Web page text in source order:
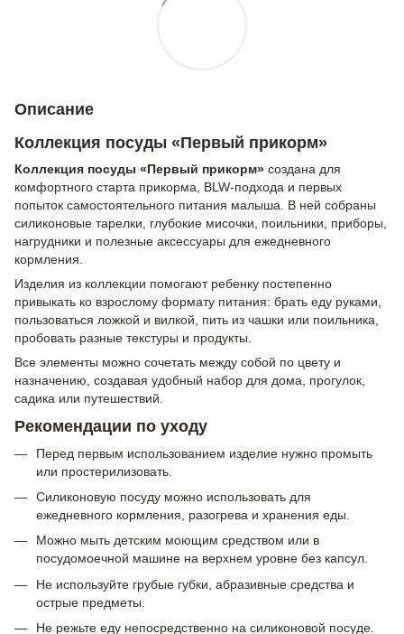
Описание
Коллекция посуды «Первый прикорм»
Коллекция посуды «Первый прикорм» создана для
комфортного старта прикорма, BLW-подхода и первых
попыток самостоятельного питания малыша. В ней собраны
силиконовые тарелки, глубокие мисочки, поильники, приборы,
нагрудники и полезные аксессуары для ежедневного
кормления.
Изделия из коллекции помогают ребенку постепенно
привыкать ко взрослому формату питания: брать еду руками,
пользоваться ложкой и вилкой, пить из чашки или поильника,
пробовать разные текстуры и продукты.
Все элементы можно сочетать между собой по цвету и
назначению, создавая удобный набор для дома, прогулок,
садика или путешествий.
Рекомендации по уходу
Перед первым использованием изделие нужно промыть
или простерилизовать.
Силиконовую посуду можно использовать для
ежедневного кормления, разогрева и хранения еды.
Можно мыть детским моющим средством или в
посудомоечной машине на верхнем уровне без капсул.
Не используйте грубые губки, абразивные средства и
острые предметы.
Не режьте еду непосредственно на силиконовой посуде.